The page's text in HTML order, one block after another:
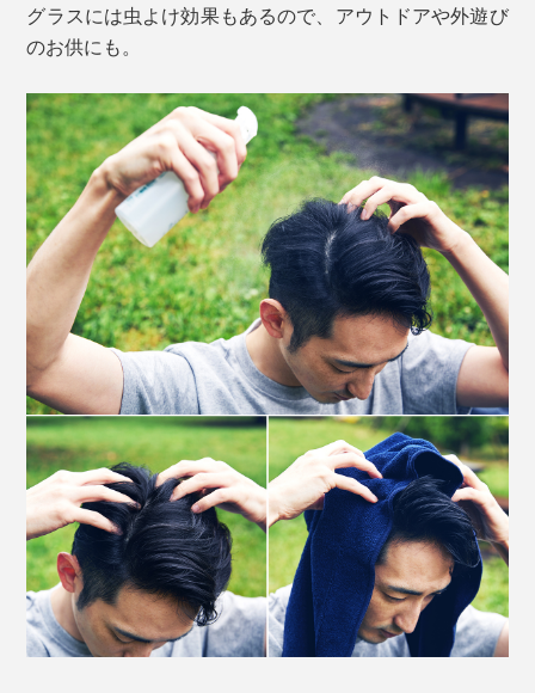
グラスには虫よけ効果もあるので、アウトドアや外遊び
のお供にも。